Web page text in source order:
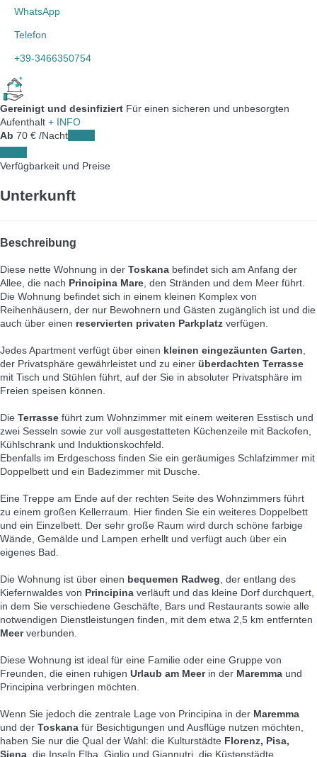
WhatsApp
Telefon
+39-3466350754
Gereinigt und desinfiziert Für einen sicheren und unbesorgten
Aufenthalt + INFO
Ab 70 € /Nacht
Verfügbarkeit und Preise
Unterkunft
Beschreibung
Diese nette Wohnung in der Toskana befindet sich am Anfang der
Allee, die nach Principina Mare , den Stränden und dem Meer führt.
Die Wohnung befindet sich in einem kleinen Komplex von
Reihenhäusern, der nur Bewohnern und Gästen zugänglich ist und die
auch über einen reservierten privaten Parkplatz verfügen.
Jedes Apartment verfügt über einen kleinen eingezäunten Garten
der Privatsphäre gewährleistet und zu einer überdachten Terrasse
mit Tisch und Stühlen führt, auf der Sie in absoluter Privatsphäre im
Freien speisen können.
Die Terrasse führt zum Wohnzimmer mit einem weiteren Esstisch und
zwei Sesseln sowie zur voll ausgestatteten Küchenzeile mit Backofen,
Kühlschrank und Induktionskochfeld.
Ebenfalls im Erdgeschoss finden Sie ein geräumiges Schlafzimmer mit
Doppelbett und ein Badezimmer mit Dusche.
Eine Treppe am Ende auf der rechten Seite des Wohnzimmers führt
zu einem großen Kellerraum. Hier finden Sie ein weiteres Doppelbett
und ein Einzelbett. Der sehr große Raum wird durch schöne farbige
Wände, Gemälde und Lampen erhellt und verfügt auch über ein
eigenes Bad.
Die Wohnung ist über einen bequemen Radweg , der entlang des
Kiefernwaldes von Principina verläuft und das kleine Dorf durchquert,
in dem Sie verschiedene Geschäfte, Bars und Restaurants sowie alle
notwendigen Dienstleistungen finden, mit dem etwa 2,5 km entfernten
Meerverbunden.
Diese Wohnung ist ideal für eine Familie oder eine Gruppe von
Freunden, die einen ruhigen Urlaub am Meerin der Maremma und
Principina verbringen möchten.
Wenn Sie jedoch die zentrale Lage von Principina in der Maremma
und der Toskana für Besichtigungen und Ausflüge nutzen möchten,
haben Sie nur die Qual der Wahl: die Kulturstädte Florenz, Pisa,
Siena , die Inseln Elba, Giglio und Giannutri, die Küstenstädte